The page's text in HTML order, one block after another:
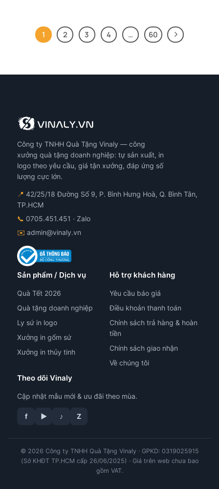
1 2 3 4 … 60
Công ty TNHH Quà Tặng Vinaly — công
xưởng quà tặng doanh nghiệp: tự sản xuất, in
logo theo yêu cầu, giá tận xưởng, đáp ứng số
lượng cực lớn.
📍 42/25/18 Đường Số 9, P. Bình Hưng Hoà, Q. Bình Tân,
TP.HCM
📞 0705.451.451 · Zalo
✉️ admin@vinaly.vn
Sản phẩm / Dịch vụ
Quà Tết 2026
Quà tặng doanh nghiệp
Ly sứ in logo
Xưởng in gốm sứ
Xưởng in thủy tinh
Hỗ trợ khách hàng
Yêu cầu báo giá
Điều khoản thanh toán
Chính sách trả hàng & hoàn
tiền
Chính sách giao nhận
Về chúng tôi
Theo dõi Vinaly
Cập nhật mẫu mới & ưu đãi theo mùa.
f ▶ ♪ Z
© 2026 Công ty TNHH Quà Tặng Vinaly · GPKD: 0319025915
(Sở KHĐT TP.HCM cấp 26/06/2025) · Giá trên web chưa bao
gồm VAT.
tư vấn công nghệ in